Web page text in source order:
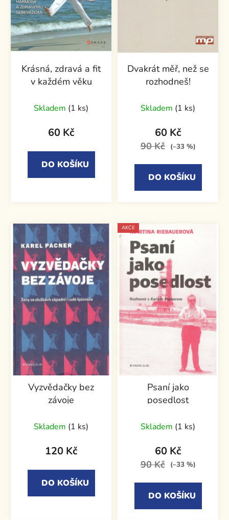
Krásná, zdravá a fit
v každém věku
Skladem (1 ks)
60 Kč
DO KOŠÍKU
Dvakrát měř, než se
rozhodneš!
Skladem (1 ks)
60 Kč
90 Kč (–33 %)
DO KOŠÍKU
Vyzvědačky bez
závoje
Skladem (1 ks)
120 Kč
DO KOŠÍKU
AKCE
Psaní jako
posedlost
Skladem (1 ks)
60 Kč
90 Kč (–33 %)
DO KOŠÍKU